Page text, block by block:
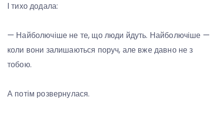
І тихо додала:
— Найболючіше не те, що люди йдуть. Найболючіше —
коли вони залишаються поруч, але вже давно не з
тобою.
А потім розвернулася.